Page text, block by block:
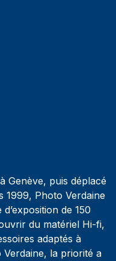
Genève, puis déplacé
1999, Photo Verdaine
de 150
du matériel Hi-fi,
adaptés à
Verdaine, la priorité a